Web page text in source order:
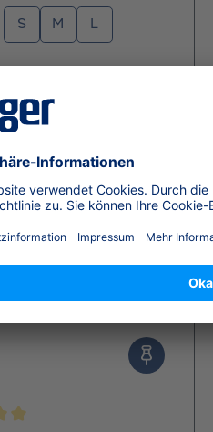
S M L
Details